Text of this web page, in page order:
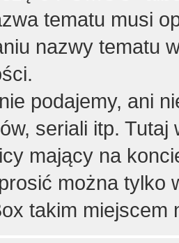
tematu musi
nazwy tematu
podajemy, ani
seriali itp. Tutaj
mający na
można tylko
takim miejscem